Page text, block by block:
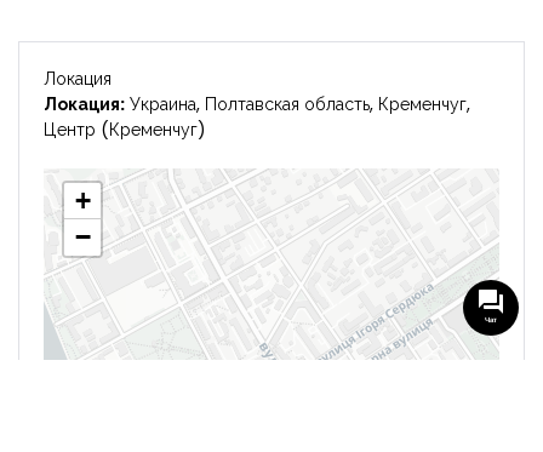
Локация
Локация: Украина, Полтавская область, Кременчуг,
Центр (Кременчуг)
+
−
Чат